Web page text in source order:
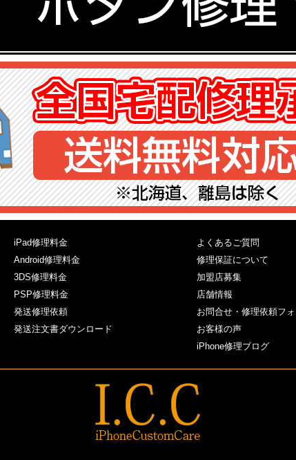
iPad修理料金
Android修理料金
3DS修理料金
PSP修理料金
発送修理依頼
発送注文書ダウンロード
よくあるご質問
修理保証について
加盟店募集
店舗情報
お問合せ・修理依頼フ
お客様の声
iPhone修理ブログ